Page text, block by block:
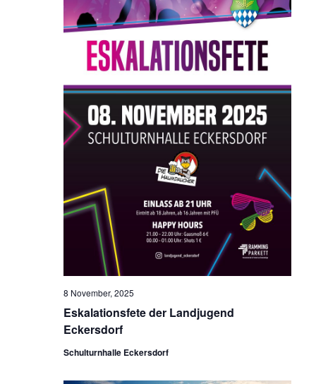
Eskalationsfete der Landjugend
Eckersdorf
8 November, 2025
Schulturnhalle Eckersdorf